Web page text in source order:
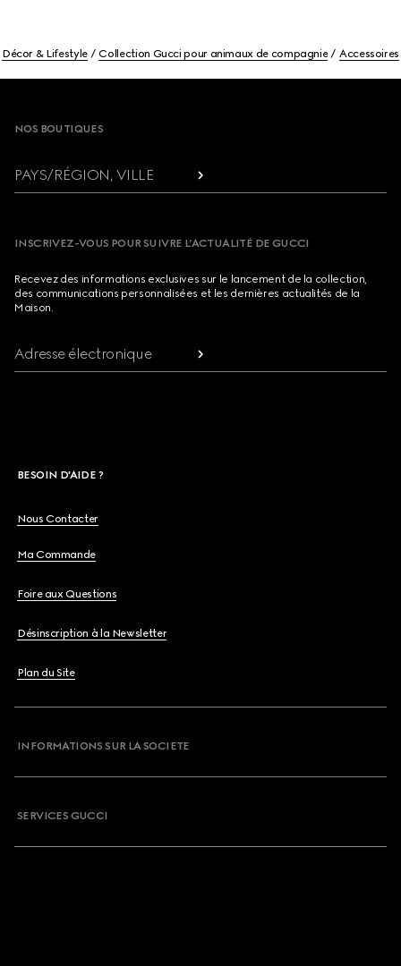
Décor & Lifestyle Collection Gucci pour animaux de compagnie Accessoires
NOS BOUTIQUES
PAYS/RÉGION, VILLE
INSCRIVEZ-VOUS POUR SUIVRE L’ACTUALITÉ DE GUCCI
Recevez des informations exclusives sur le lancement de la collection,
des communications personnalisées et les dernières actualités de la
Maison.
Adresse électronique
BESOIN D'AIDE ?
Nous Contacter
Ma Commande
Foire aux Questions
Désinscription à la Newsletter
Plan du Site
INFORMATIONS SUR LA SOCIETE
SERVICES GUCCI